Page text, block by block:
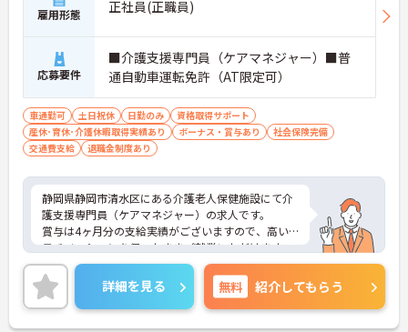
雇用形態 正社員(正職員)
応募要件
■介護支援専門員（ケアマネジャー）■普
通自動車運転免許（AT限定可）
車通勤可 土日祝休 日勤のみ
資格取得サポート
産休･育休･介護休暇取得実績あり
ボーナス・賞与あり
社会保険完備
交通費支給
退職金制度あり
静岡県静岡市清水区にある介護老人保健施設にて介
護支援専門員（ケアマネジャー）の求人です。
賞与は4ヶ月分の支給実績がございますので、高い
モチベーションを保ったままご就業いただけます。
ご興味をお持ちの方はお気軽にお問合せ下さい。
詳細を見る 無料 紹介してもらう